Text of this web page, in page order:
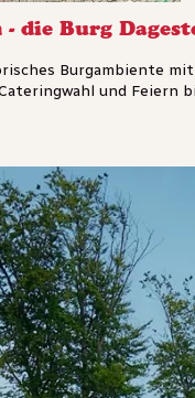
die Burg
Burgambiente
und Feiern